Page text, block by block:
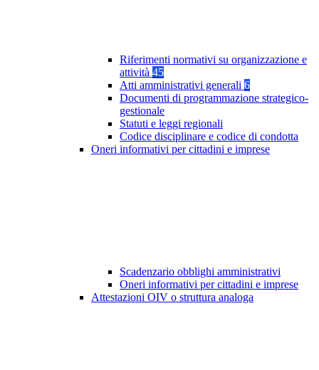
Riferimenti normativi su organizzazione e
attività 45
Atti amministrativi generali 6
Documenti di programmazione strategico-
gestionale
Statuti e leggi regionali
Codice disciplinare e codice di condotta
Oneri informativi per cittadini e imprese
Scadenzario obblighi amministrativi
Oneri informativi per cittadini e imprese
Attestazioni OIV o struttura analoga